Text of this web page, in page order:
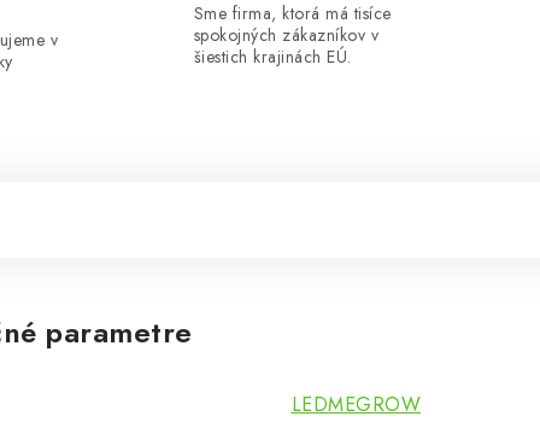
v
Sme firma, ktorá má tisíce
spokojných zákazníkov v
šiestich krajinách EÚ.
parametre
LEDMEGROW